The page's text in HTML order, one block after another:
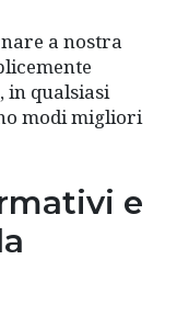
a nostra
in qualsiasi
modi migliori
e